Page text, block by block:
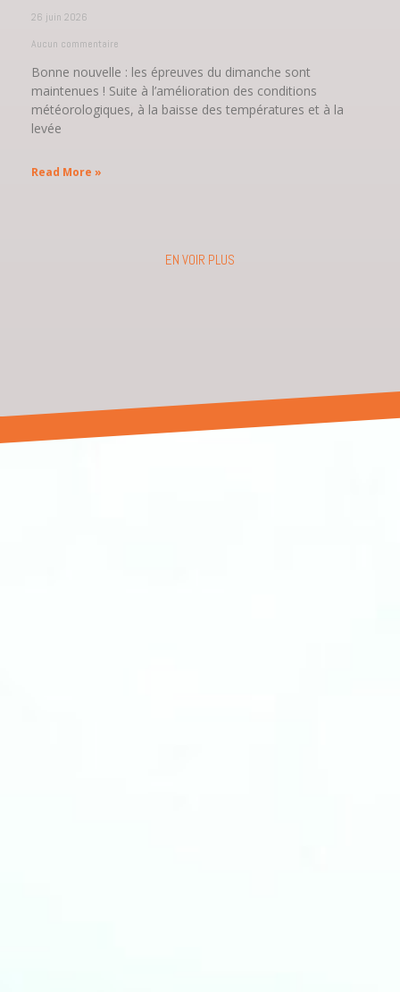
26 juin 2026
Aucun commentaire
Bonne nouvelle : les épreuves du dimanche sont
maintenues ! Suite à l’amélioration des conditions
météorologiques, à la baisse des températures et à la
levée
Read More »
EN VOIR PLUS